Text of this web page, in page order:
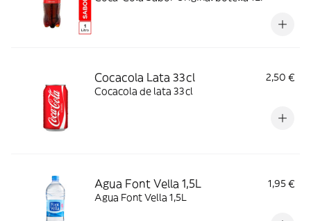
Cocacola Lata 33cl
2,50 €
Cocacola de lata 33cl
Agua Font Vella 1,5L
1,95 €
Agua Font Vella 1,5L